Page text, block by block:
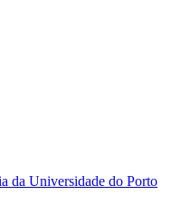
da Universidade do Porto